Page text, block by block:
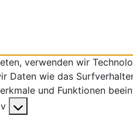
verwenden wir
Daten wie das
und Funktionen